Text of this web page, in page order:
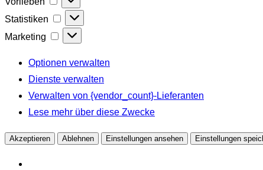
Statistiken
Statistiken
Marketing
Marketing
Optionen verwalten
Dienste verwalten
Verwalten von {vendor_count}-Lieferanten
Lese mehr über diese Zwecke
Akzeptieren Ablehnen Einstellungen ansehen Einstellungen